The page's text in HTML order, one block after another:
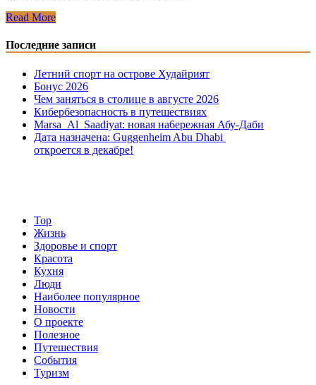
4
ресторана
азиатской
Абу
Даби
Read More
Последние записи
Летний спорт на острове Худайрият
Бонус 2026
Чем заняться в столице в августе 2026
Кибербезопасность в путешествиях
Marsa Al Saadiyat: новая на6ережная Абу-Даби
Дата назначена: Guggenheim Abu Dhabi
откроется в декабре!
Top
Жизнь
Здоровье и спорт
Красота
Кухня
Люди
Наиболее популярное
Новости
О проекте
Полезное
Путешествия
События
Туризм